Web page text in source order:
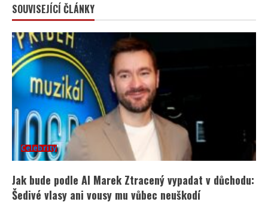
SOUVISEJÍCÍ ČLÁNKY
Celebrity
Jak bude podle AI Marek Ztracený vypadat v důchodu:
Šedivé vlasy ani vousy mu vůbec neuškodí